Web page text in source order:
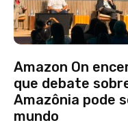
Amazon On
que debate
Amazônia pode
mundo